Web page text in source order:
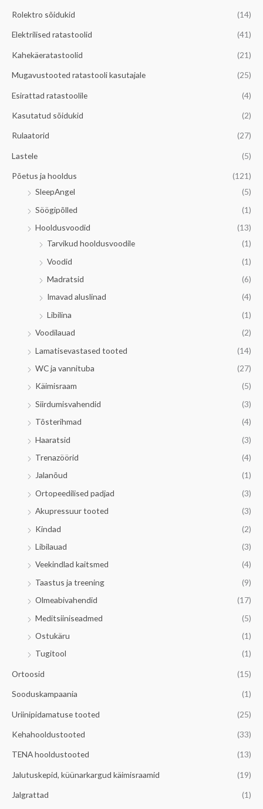
Rolektro sõidukid (14)
Elektrilised ratastoolid (41)
Kahekäeratastoolid (21)
Mugavustooted ratastooli kasutajale (25)
Esirattad ratastoolile (4)
Kasutatud sõidukid (2)
Rulaatorid (27)
Lastele (5)
Põetus ja hooldus
(121)
SleepAngel
(5)
Söögipõlled
(1)
Hooldusvoodid
(13)
Tarvikud hooldusvoodile
(1)
Voodid
(1)
Madratsid
(6)
Imavad aluslinad
(4)
Libilina
(1)
Voodilauad
(2)
Lamatisevastased tooted
(14)
WC ja vannituba
(27)
Käimisraam
(5)
Siirdumisvahendid
(3)
Tõsterihmad
(4)
Haaratsid
(3)
Trenazöörid
(4)
Jalanõud
(1)
Ortopeedilised padjad
(3)
Akupressuur tooted
(3)
Kindad
(2)
Libilauad
(3)
Veekindlad kaitsmed
(4)
Taastus ja treening
(9)
Olmeabivahendid
(17)
Meditsiiniseadmed
(5)
Ostukäru
(1)
Tugitool
(1)
Ortoosid (15)
Sooduskampaania (1)
Uriinipidamatuse tooted (25)
Kehahooldustooted (33)
TENA hooldustooted (13)
Jalutuskepid, küünarkargud käimisraamid (19)
Jalgrattad (1)